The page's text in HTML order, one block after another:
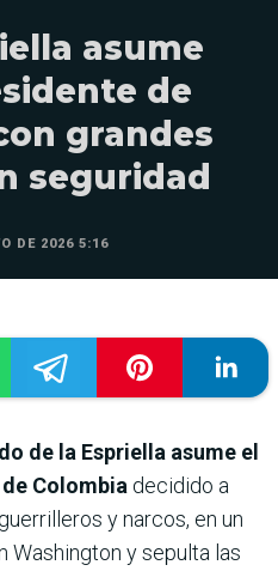
asume
de
grandes
seguridad
DE 2026 5:16
de la Espriella asume el
Colombia decidido a
y narcos, en un
Washington y sepulta las